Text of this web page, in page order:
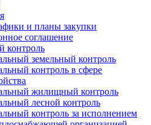
и планы закупки
соглашение
контроль
земельный контроль
контроль в сфере
жилищный контроль
лесной контроль
контроль за исполнением